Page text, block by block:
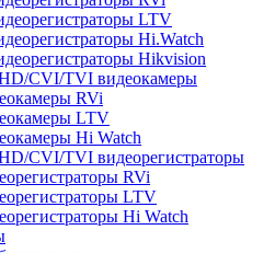
LTV
Hi.Watch
Hikvision
CVI/TVI видеокамеры
RVi
LTV
Hi Watch
CVI/TVI видеорегистраторы
RVi
LTV
Hi Watch